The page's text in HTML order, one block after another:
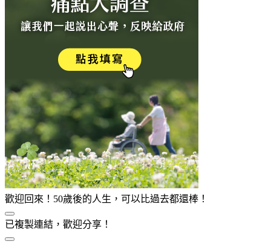
歡迎回來！50歲後的人生，可以比過去都還棒！
已複製連結，歡迎分享！